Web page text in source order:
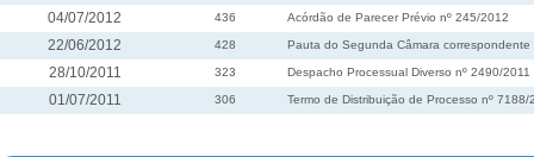
04/07/2012 436 Acórdão de Parecer Prévio nº 245/2012
22/06/2012 428 Pauta do Segunda Câmara
28/10/2011 323 Despacho Processual Diverso nº 2490/2011
01/07/2011 306 Termo de Distribuição de Processo nº 7188/